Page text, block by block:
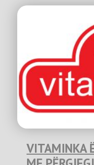
VITAMINKA